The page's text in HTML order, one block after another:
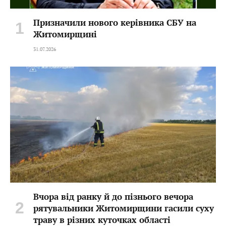
Призначили нового керівника СБУ на
Житомирщині
31.07.2026
Вчора від ранку й до пізнього вечора
рятувальники Житомирщини гасили суху
траву в різних куточках області